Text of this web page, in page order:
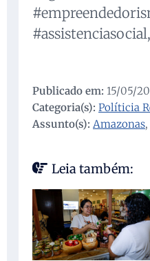
Publicado em: 15/05/
Categoria(s): Políticia
Assunto(s): Amazonas,
Leia também: